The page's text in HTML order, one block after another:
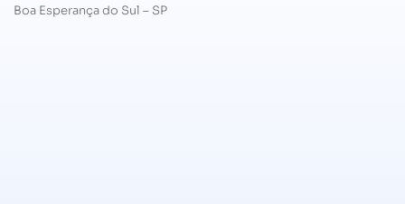
Boa Esperança do Sul – SP